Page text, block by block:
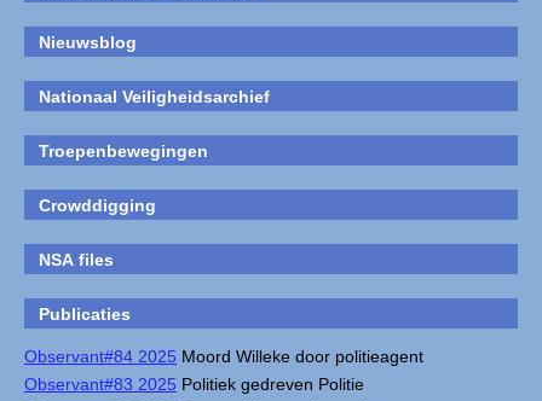
Nieuwsblog
Nationaal Veiligheidsarchief
Troepenbewegingen
Crowddigging
NSA files
Publicaties
Observant#84 2025 Moord Willeke door politieagent
Observant#83 2025 Politiek gedreven Politie